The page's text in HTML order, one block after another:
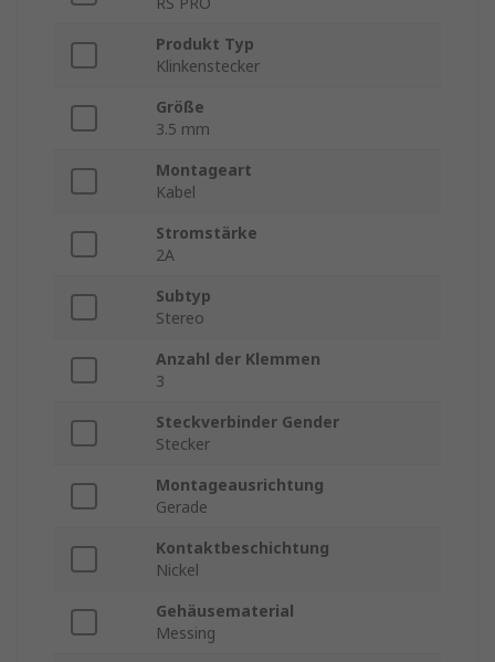
Produkt Typ
Klinkenstecker
Größe
3.5 mm
Montageart
Kabel
Stromstärke
2A
Subtyp
Stereo
Anzahl der Klemmen
3
Steckverbinder Gender
Stecker
Montageausrichtung
Gerade
Kontaktbeschichtung
Nickel
Gehäusematerial
Messing